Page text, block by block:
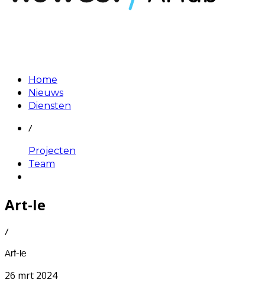
Home
Nieuws
Diensten
/
Projecten
Team
Art-Ie
/
Art-Ie
26 mrt 2024